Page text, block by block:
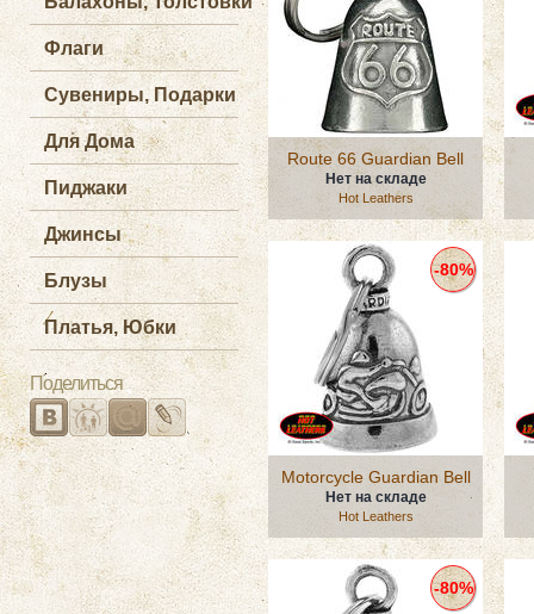
Флаги
Сувениры, Подарки
Для Дома
Пиджаки
Джинсы
Блузы
Платья, Юбки
Поделиться
Route 66 Guardian Bell
Нет на складе
Hot Leathers
Motorcycle Guardian Bell
Нет на складе
Hot Leathers
-80%
-80%